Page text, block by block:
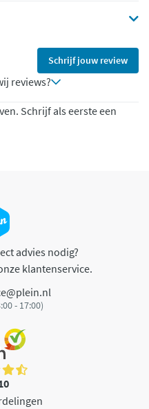
Schrijf jouw review
reviews?
Schrijf als eerste een
advies nodig?
klantenservice.
- 17:00)